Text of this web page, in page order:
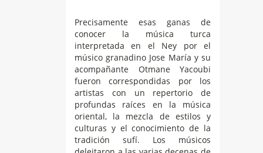
Precisamente esas ganas de
conocer la música turca
interpretada en el Ney por el
músico granadino Jose María y su
acompañante Otmane Yacoubi
fueron correspondidas por los
artistas con un repertorio de
profundas raíces en la música
oriental, la mezcla de estilos y
culturas y el conocimiento de la
tradición sufí. Los músicos